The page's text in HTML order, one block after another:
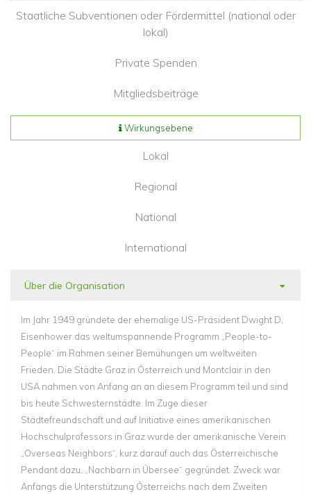
Staatliche Subventionen oder Fördermittel (national oder
lokal)
Private Spenden
Mitgliedsbeiträge
Wirkungsebene
Lokal
Regional
National
International
Über die Organisation
Im Jahr 1949 gründete der ehemalige US-Präsident Dwight D.
Eisenhower das weltumspannende Programm „People-to-
People“ im Rahmen seiner Bemühungen um weltweiten
Frieden. Die Städte Graz in Österreich und Montclair in den
USA nahmen von Anfang an an diesem Programm teil und sind
bis heute Schwesternstädte. Im Zuge dieser
Städtefreundschaft und auf Initiative eines amerikanischen
Hochschulprofessors in Graz wurde der amerikanische Verein
„Overseas Neighbors“, kurz darauf auch das Österreichische
Pendant dazu, „Nachbarn in Übersee“ gegründet. Zweck war
Anfangs die Unterstützung Österreichs nach dem Zweiten